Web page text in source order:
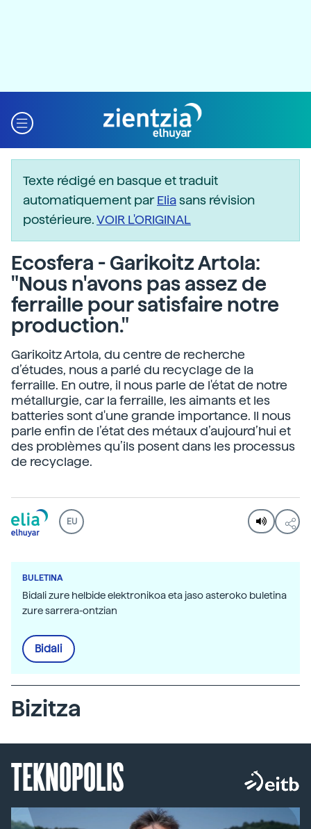
Texte rédigé en basque et traduit
automatiquement parEliasans révision
postérieure.VOIR L'ORIGINAL
Ecosfera - Garikoitz Artola:
"Nous n'avons pas assez de
ferraille pour satisfaire notre
production."
Garikoitz Artola, du centre de recherche
d’études, nous a parlé du recyclage de la
ferraille. En outre, il nous parle de l'état de notre
métallurgie, car la ferraille, les aimants et les
batteries sont d'une grande importance. Il nous
parle enfin de l’état des métaux d’aujourd’hui et
des problèmes qu’ils posent dans les processus
de recyclage.
EU
BULETINA
Bidali zure helbide elektronikoa eta jaso asteroko buletina
zure sarrera-ontzian
Bidali
Bizitza
TEKNOPOLIS